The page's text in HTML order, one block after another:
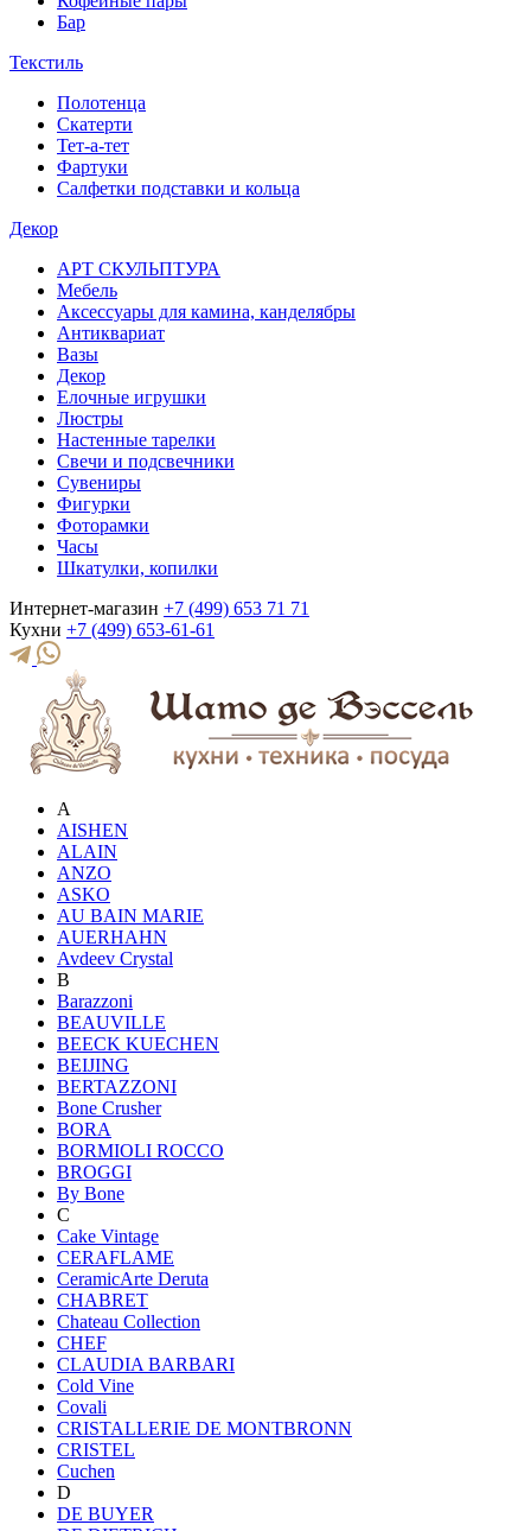
Бар
Текстиль
Полотенца
Скатерти
Тет-а-тет
Фартуки
Салфетки подставки и кольца
Декор
АРТ СКУЛЬПТУРА
Мебель
Аксессуары для камина, канделябры
Антиквариат
Вазы
Декор
Елочные игрушки
Люстры
Настенные тарелки
Свечи и подсвечники
Сувениры
Фигурки
Фоторамки
Часы
Шкатулки, копилки
Интернет-магазин +7 (499) 653 71 71
Кухни +7 (499) 653-61-61
A
AISHEN
ALAIN
ANZO
ASKO
AU BAIN MARIE
AUERHAHN
Avdeev Crystal
B
Barazzoni
BEAUVILLE
BEECK KUECHEN
BEIJING
BERTAZZONI
Bone Crusher
BORA
BORMIOLI ROCCO
BROGGI
By Bone
C
Cake Vintage
CERAFLAME
CeramicArte Deruta
CHABRET
Chateau Collection
CHEF
CLAUDIA BARBARI
Cold Vine
Covali
CRISTALLERIE DE MONTBRONN
CRISTEL
Cuchen
D
DE BUYER